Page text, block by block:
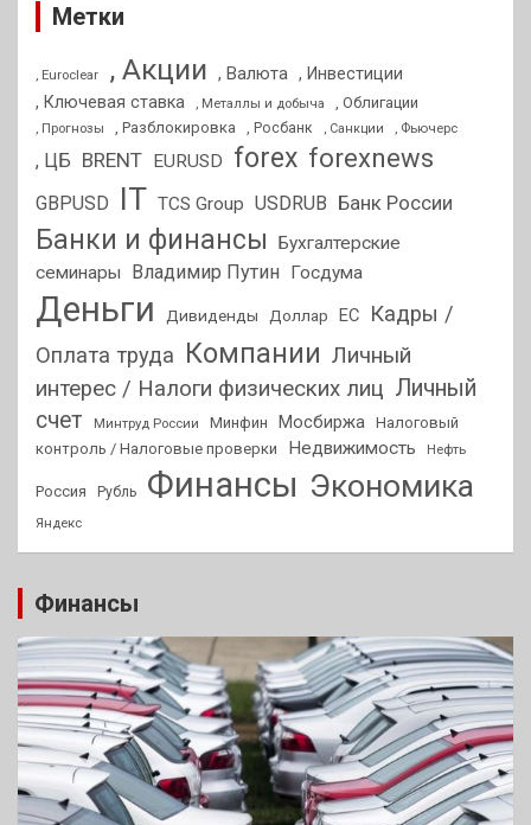
Метки
, Euroclear , Акции , Валюта , Инвестиции
, Ключевая ставка
, Металлы и добыча , Облигации
, Прогнозы , Разблокировка , Росбанк , Санкции , Фьючерс
, ЦБ BRENT EURUSD forex forexnews
GBPUSD IT TCS Group USDRUB Банк России
Банки и финансы
Бухгалтерские
семинары
Владимир Путин Госдума
Деньги Дивиденды Доллар ЕС
Кадры /
Оплата труда Компании Личный
интерес / Налоги физических лиц Личный
счет
Минтруд России Минфин Мосбиржа Налоговый
контроль / Налоговые проверки
Недвижимость Нефть
Россия Рубль Финансы Экономика
Яндекс
Финансы